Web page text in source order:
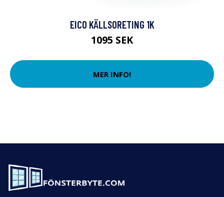
EICO KÄLLSORETING 1K
1095 SEK
MER INFO!